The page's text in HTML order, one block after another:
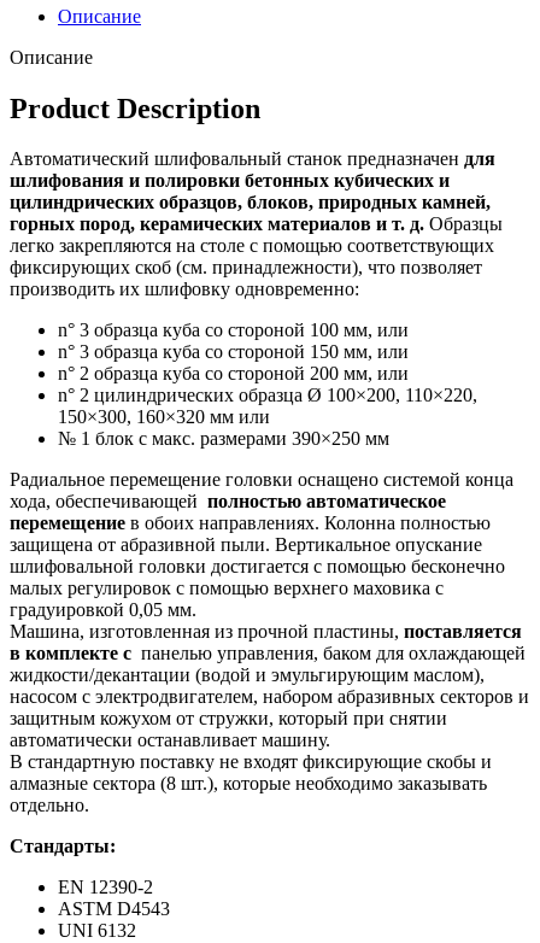
Описание
Описание
Product Description
Автоматический шлифовальный станок предназначен для
шлифования и полировки бетонных кубических и
цилиндрических образцов, блоков, природных камней,
горных пород, керамических материалов и т. д. Образцы
легко закрепляются на столе с помощью соответствующих
фиксирующих скоб (см. принадлежности), что позволяет
производить их шлифовку одновременно:
n° 3 образца куба со стороной 100 мм, или
n° 3 образца куба со стороной 150 мм, или
n° 2 образца куба со стороной 200 мм, или
n° 2 цилиндрических образца Ø 100×200, 110×220,
150×300, 160×320 мм или
№ 1 блок с макс. размерами 390×250 мм
Радиальное перемещение головки оснащено системой конца
хода, обеспечивающей полностью автоматическое
перемещение в обоих направлениях. Колонна полностью
защищена от абразивной пыли. Вертикальное опускание
шлифовальной головки достигается с помощью бесконечно
малых регулировок с помощью верхнего маховика с
градуировкой 0,05 мм.
Машина, изготовленная из прочной пластины, поставляется
в комплекте с панелью управления, баком для охлаждающей
жидкости/декантации (водой и эмульгирующим маслом),
насосом с электродвигателем, набором абразивных секторов и
защитным кожухом от стружки, который при снятии
автоматически останавливает машину.
В стандартную поставку не входят фиксирующие скобы и
алмазные сектора (8 шт.), которые необходимо заказывать
отдельно.
Стандарты:
EN 12390-2
ASTM D4543
UNI 6132